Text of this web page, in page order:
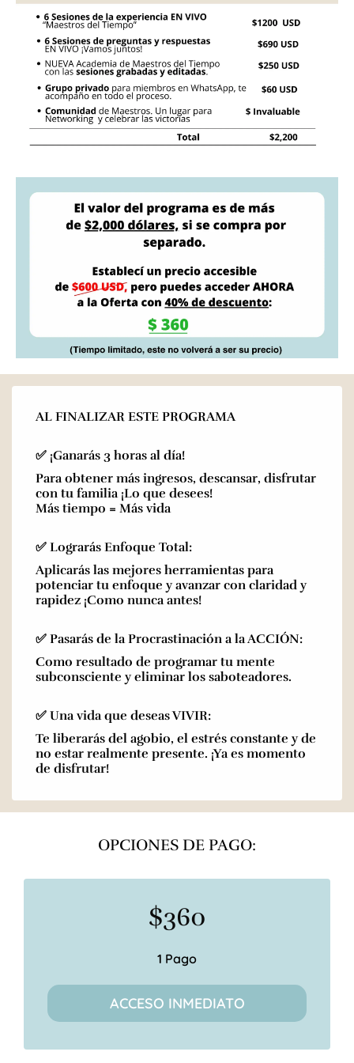
respalde y te ayude a minimizar interrupciones,
maximizando tu productividad.
Al finalizar este módulo, estarás equipado con las
estrategias necesarias para mantener tu enfoque y
avance a lo largo del tiempo. Podrás enfrentar
desafíos con confianza, mantener una actitud
positiva y lograr un éxito sostenible en tu vida.
AL FINALIZAR ESTE PROGRAMA
✅ ¡Ganarás 3 horas al día!
Para obtener más ingresos, descansar, disfrutar
con tu familia ¡Lo que desees!
Más tiempo = Más vida
✅ Lograrás Enfoque Total:
Aplicarás las mejores herramientas para
potenciar tu enfoque y avanzar con claridad y
rapidez ¡Como nunca antes!
✅ Pasarás de la Procrastinación a la ACCIÓN:
Como resultado de programar tu mente
subconsciente y eliminar los saboteadores.
✅ Una vida que deseas VIVIR:
Te liberarás del agobio, el estrés constante y de
no estar realmente presente. ¡Ya es momento
de disfrutar!
OPCIONES DE PAGO:
$360
1 Pago
ACCESO INMEDIATO